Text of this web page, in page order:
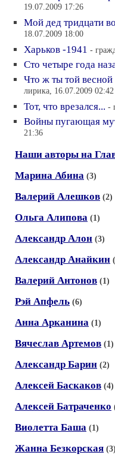
19.07.2009 17:26
Мой дед тридцати
18.07.2009 18:00
Харьков -1941 -
Сто четыре года
Что ж ты той весной
лирика, 16.07.2009 02:42
Тот, что врезался... -
Войны пугающая
21:36
Наши авторы на
Марина Абина (3)
Валерий Алешков (2)
Ольга Алипова (1)
Александр Алон (3)
Александр Анайкин
Валерий Антонов (1)
Рэй Апфель (6)
Анна Арканина (1)
Вячеслав Артемов (1)
Александр Барин (2)
Алексей Баскаков (4)
Алексей Батраченко
Виолетта Баша (1)
Жанна Безкорская (3)